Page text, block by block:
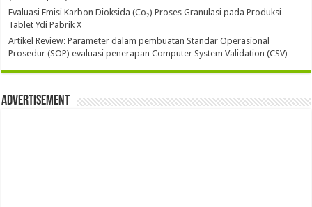
Evaluasi Emisi Karbon Dioksida (Co₂) Proses Granulasi pada Produksi
Tablet Ydi Pabrik X
Artikel Review: Parameter dalam pembuatan Standar Operasional
Prosedur (SOP) evaluasi penerapan Computer System Validation (CSV)
Advertisement